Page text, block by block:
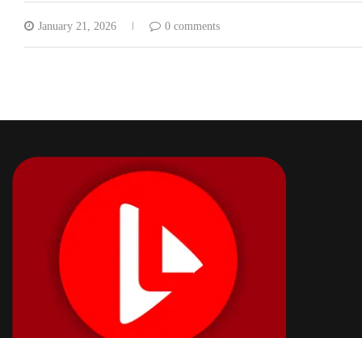
January 21, 2026 0 comments